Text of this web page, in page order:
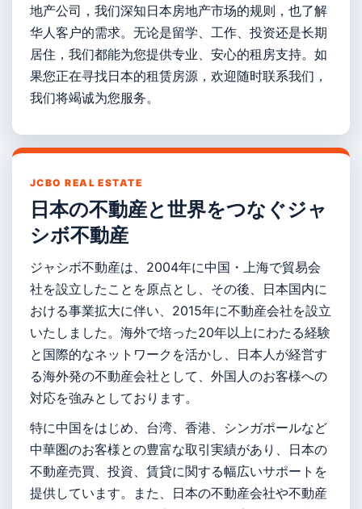
地产公司，我们深知日本房地产市场的规则，也了解
华人客户的需求。无论是留学、工作、投资还是长期
居住，我们都能为您提供专业、安心的租房支持。如
果您正在寻找日本的租赁房源，欢迎随时联系我们，
我们将竭诚为您服务。
JCBO REAL ESTATE
日本の不動産と世界をつなぐジャ
シボ不動産
ジャシボ不動産は、2004年に中国・上海で貿易会
社を設立したことを原点とし、その後、日本国内に
おける事業拡大に伴い、2015年に不動産会社を設立
いたしました。海外で培った20年以上にわたる経験
と国際的なネットワークを活かし、日本人が経営す
る海外発の不動産会社として、外国人のお客様への
対応を強みとしております。
特に中国をはじめ、台湾、香港、シンガポールなど
中華圏のお客様との豊富な取引実績があり、日本の
不動産売買、投資、賃貸に関する幅広いサポートを
提供しています。また、日本の不動産会社や不動産